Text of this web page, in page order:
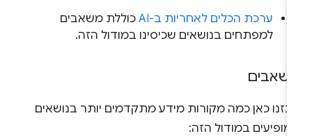
ערכת הכלים לאחריות ב-AI
כוללת משאבים
למפתחים בנושאים שכיסינו במודול הזה.
כאן כמה מקורות מידע מתקדמים יותר בנושאים
במודול הזה: